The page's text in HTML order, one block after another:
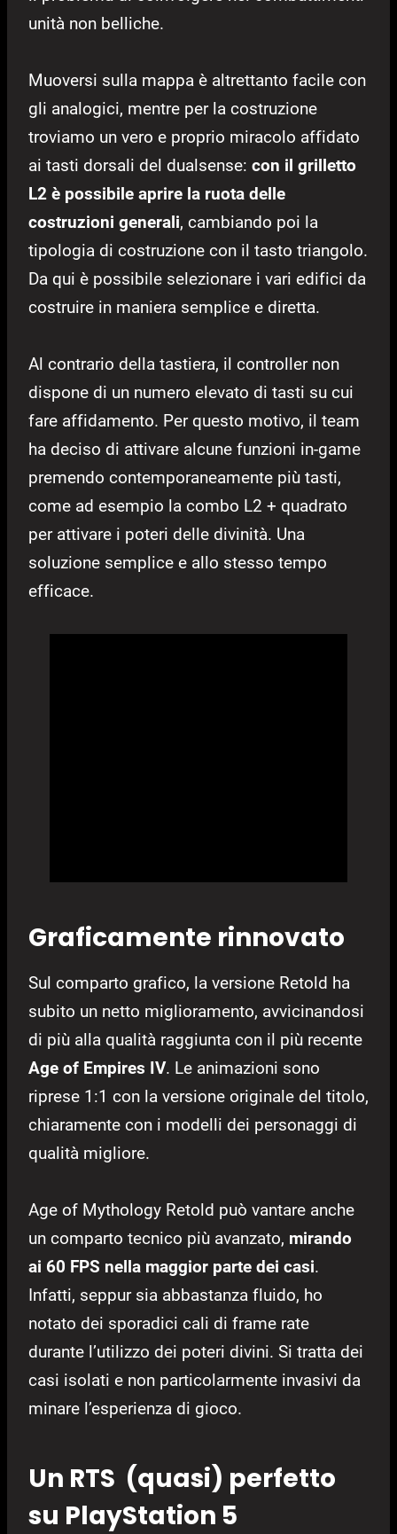
unità non belliche.
Muoversi sulla mappa è altrettanto facile con
gli analogici, mentre per la costruzione
troviamo un vero e proprio miracolo affidato
ai tasti dorsali del dualsense: con il grilletto
L2 è possibile aprire la ruota delle
costruzioni generali, cambiando poi la
tipologia di costruzione con il tasto triangolo.
Da qui è possibile selezionare i vari edifici da
costruire in maniera semplice e diretta.
Al contrario della tastiera, il controller non
dispone di un numero elevato di tasti su cui
fare affidamento. Per questo motivo, il team
ha deciso di attivare alcune funzioni in-game
premendo contemporaneamente più tasti,
come ad esempio la combo L2 + quadrato
per attivare i poteri delle divinità. Una
soluzione semplice e allo stesso tempo
efficace.
Graficamente rinnovato
Sul comparto grafico, la versione Retold ha
subito un netto miglioramento, avvicinandosi
di più alla qualità raggiunta con il più recente
Age of Empires IV. Le animazioni sono
riprese 1:1 con la versione originale del titolo,
chiaramente con i modelli dei personaggi di
qualità migliore.
Age of Mythology Retold può vantare anche
un comparto tecnico più avanzato, mirando
ai 60 FPS nella maggior parte dei casi.
Infatti, seppur sia abbastanza fluido, ho
notato dei sporadici cali di frame rate
durante l’utilizzo dei poteri divini. Si tratta dei
casi isolati e non particolarmente invasivi da
minare l’esperienza di gioco.
Un RTS (quasi) perfetto
su PlayStation 5